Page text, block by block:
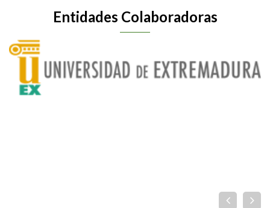
Entidades Colaboradoras